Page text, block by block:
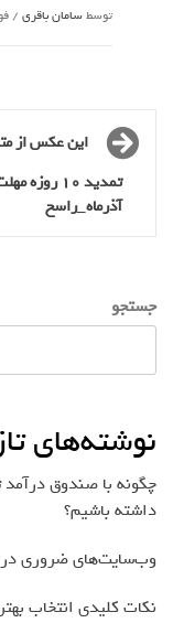
توسطسامان باقری /
این عکس از
تمدید 10
آذرماه_راسخ
جستجو
نوشته‌های
چگونه با صندوق
داشته باشیم؟
وب‌سایت‌های ضروری در
نکات کلیدی انتخاب